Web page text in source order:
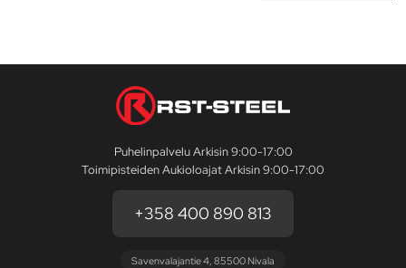
Puhelinpalvelu Arkisin 9:00-17:00
Toimipisteiden Aukioloajat Arkisin 9:00-17:00
+358 400 890 813
Savenvalajantie 4, 85500 Nivala